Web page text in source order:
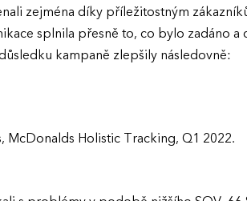
zejména díky příležitostným
splnila přesně to, co bylo zadáno
kampaně zlepšily následovně:
McDonalds Holistic Tracking, Q1 2022.